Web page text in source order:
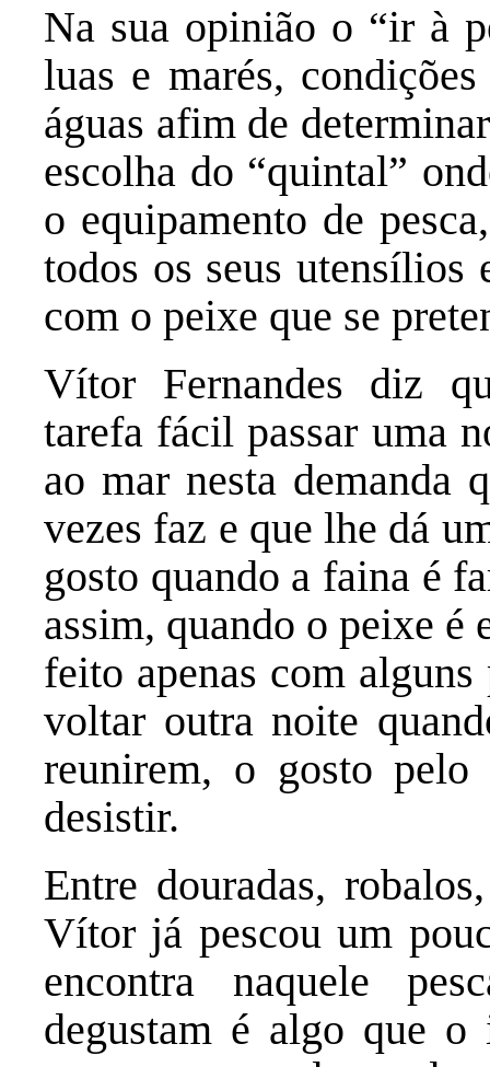
Na sua opinião o “ir à
luas e marés,
águas afim de
escolha do “quintal”
o equipamento de
todos os seus utensílios
com o peixe que se
Vítor Fernandes diz
tarefa fácil passar uma
ao mar nesta demanda
vezes faz e que lhe dá
gosto quando a faina é
assim, quando o peixe é
feito apenas com
voltar outra noite
reunirem, o gosto
desistir.
Entre douradas,
Vítor já pescou um
encontra naquele
degustam é algo que